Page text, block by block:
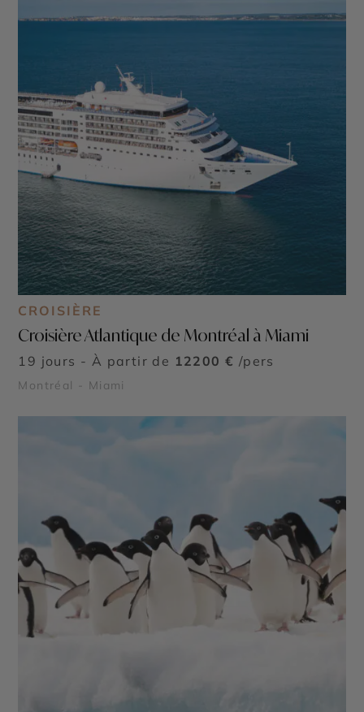
CROISIÈRE
Croisière Atlantique de Montréal à Miami
19 jours - À partir de 12200 € /pers
Montréal - Miami